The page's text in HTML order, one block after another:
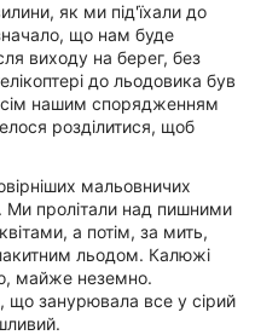
як ми під'їхали до
що нам буде
виходу на берег, без
до льодовика був
нашим спорядженням
розділитися, щоб
мальовничих
Ми пролітали над пишними
а потім, за мить,
льодом. Калюжі
майже неземно.
що занурювала все у сірий